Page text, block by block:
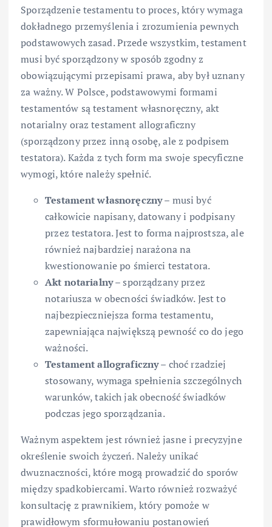
Sporządzenie testamentu to proces, który wymaga
dokładnego przemyślenia i zrozumienia pewnych
podstawowych zasad. Przede wszystkim, testament
musi być sporządzony w sposób zgodny z
obowiązującymi przepisami prawa, aby był uznany
za ważny. W Polsce, podstawowymi formami
testamentów są testament własnoręczny, akt
notarialny oraz testament allograficzny
(sporządzony przez inną osobę, ale z podpisem
testatora). Każda z tych form ma swoje specyficzne
wymogi, które należy spełnić.
Testament własnoręczny– musi być
całkowicie napisany, datowany i podpisany
przez testatora. Jest to forma najprostsza, ale
również najbardziej narażona na
kwestionowanie po śmierci testatora.
Akt notarialny– sporządzany przez
notariusza w obecności świadków. Jest to
najbezpieczniejsza forma testamentu,
zapewniająca największą pewność co do jego
ważności.
Testament allograficzny– choć rzadziej
stosowany, wymaga spełnienia szczególnych
warunków, takich jak obecność świadków
podczas jego sporządzania.
Ważnym aspektem jest również jasne i precyzyjne
określenie swoich życzeń. Należy unikać
dwuznaczności, które mogą prowadzić do sporów
między spadkobiercami. Warto również rozważyć
konsultację z prawnikiem, który pomoże w
prawidłowym sformułowaniu postanowień